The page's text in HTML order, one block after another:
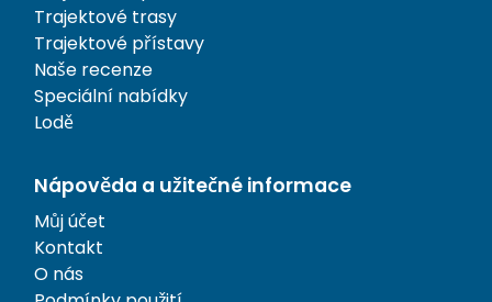
Trajektové trasy
Trajektové přístavy
Naše recenze
Speciální nabídky
Lodě
Nápověda a užitečné informace
Můj účet
Kontakt
O nás